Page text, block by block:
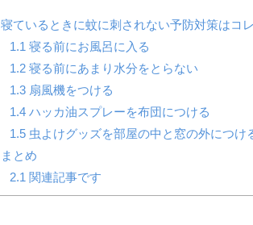
寝ているときに蚊に刺されない予防対策はコ
1.1 寝る前にお風呂に入る
1.2寝る前にあまり水分をとらない
1.3扇風機をつける
1.4ハッカ油スプレーを布団につける
1.5虫よけグッズを部屋の中と窓の外につけ
まとめ
2.1 関連記事です